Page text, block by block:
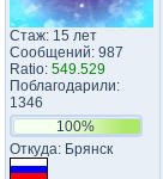
Стаж: 15 лет
Сообщений: 987
Ratio: 549.529
Поблагодарили:
1346
100%
Откуда: Брянск